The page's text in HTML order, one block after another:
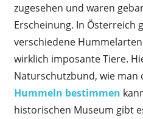
zugesehen und waren
Erscheinung. In Österreich
verschiedene
wirklich imposante Tiere.
Naturschutzbund, wie man
Hummeln bestimmen
historischen Museum gibt